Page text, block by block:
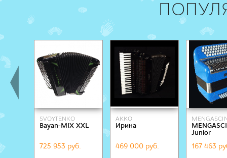
SVOYTENKO
ACCORDIONS
Bayan-MIX XXL
725 953 руб.
AKKO
Ирина
469 000 руб.
Junior
167 463